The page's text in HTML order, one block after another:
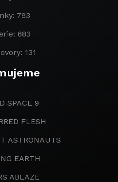
793
683
131
SPACE 9
FLESH
ASTRONAUTS
EARTH
ABLAZE